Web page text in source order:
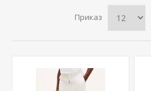
Приказ